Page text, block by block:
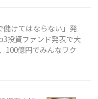
儲けてはならない」発
投資ファンド発表で大
100億円でみんなワク